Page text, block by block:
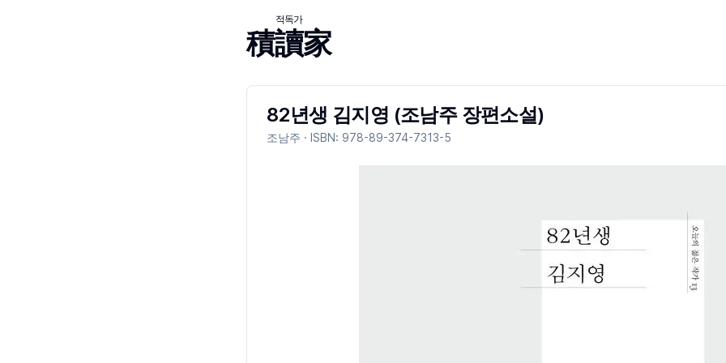
積讀家
적독가
82년생 김지영 (조남주 장편소설)
조남주 · ISBN: 978-89-374-7313-5